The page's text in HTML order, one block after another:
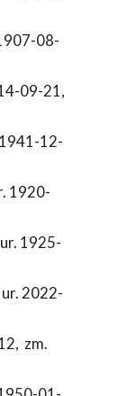
08-
09-21,
12-
1920-
ur. 1925-
ur. 2022-
, zm.